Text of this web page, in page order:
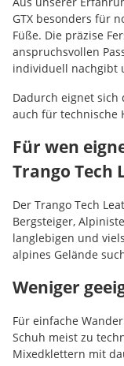
GTX besonders für
Füße. Die präzise
anspruchsvollen
individuell nachgibt
Dadurch eignet sich
auch für technische
Für wen
Trango Tech
Der Trango Tech
Bergsteiger,
langlebigen und
alpines Gelände
Weniger
Für einfache
Schuh meist zu
Mixedklettern mit